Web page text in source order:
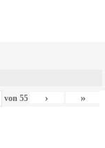
von 55 › »